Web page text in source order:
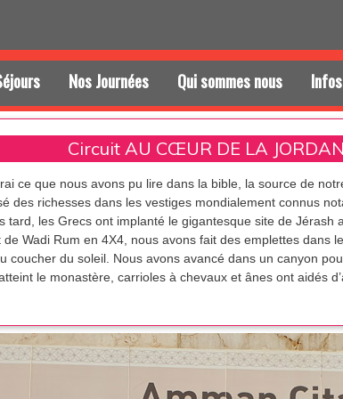
Nos Journées Qui sommes nous
Circuit AU CŒUR DE LA
ce que nous avons pu lire dans la bible, la source de
des richesses dans les vestiges mondialement connus
les Grecs ont implanté le gigantesque site de
Wadi Rum en 4X4, nous avons fait des emplettes dans
coucher du soleil. Nous avons avancé dans un canyon
le monastère, carrioles à chevaux et ânes ont aidés